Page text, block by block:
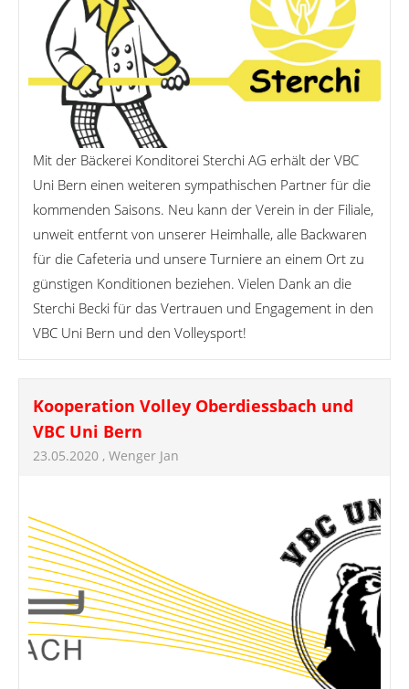
Mit der Bäckerei Konditorei Sterchi AG erhält der VBC
Uni Bern einen weiteren sympathischen Partner für die
kommenden Saisons. Neu kann der Verein in der Filiale,
unweit entfernt von unserer Heimhalle, alle Backwaren
für die Cafeteria und unsere Turniere an einem Ort zu
günstigen Konditionen beziehen. Vielen Dank an die
Sterchi Becki für das Vertrauen und Engagement in den
VBC Uni Bern und den Volleysport!
Kooperation Volley Oberdiessbach und
VBC Uni Bern
23.05.2020 , Wenger Jan